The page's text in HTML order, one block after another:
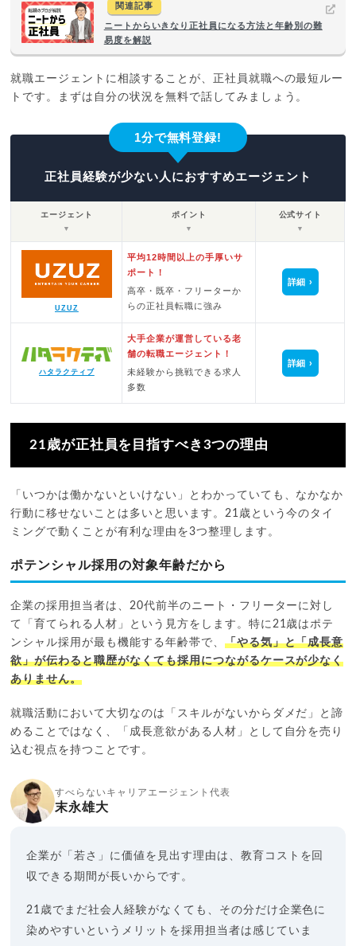
関連記事
ニートからいきなり正社員になる方法と年齢別の難
易度を解説
就職エージェントに相談することが、正社員就職への最短ルー
トです。まずは自分の状況を無料で話してみましょう。
1分で無料登録!
正社員経験が少ない人におすすめエージェント
エージェント
▼
ポイント
▼
公式サイト
▼
UZUZ
平均12時間以上の手厚いサ
ポート！
高卒・既卒・フリーターか
らの正社員転職に強み
詳細
ハタラクティブ
大手企業が運営している老
舗の転職エージェント！
未経験から挑戦できる求人
多数
詳細
21歳が正社員を目指すべき3つの理由
「いつかは働かないといけない」とわかっていても、なかなか
行動に移せないことは多いと思います。21歳という今のタイ
ミングで動くことが有利な理由を3つ整理します。
ポテンシャル採用の対象年齢だから
企業の採用担当者は、20代前半のニート・フリーターに対し
て「育てられる人材」という見方をします。特に21歳はポテ
ンシャル採用が最も機能する年齢帯で、 「やる気」と「成長意
欲」が伝わると職歴がなくても採用につながるケースが少なく
ありません。
就職活動において大切なのは「スキルがないからダメだ」と諦
めることではなく、「成長意欲がある人材」として自分を売り
込む視点を持つことです。
すべらないキャリアエージェント代表
末永雄大
企業が「若さ」に価値を見出す理由は、教育コストを回
収できる期間が長いからです。
21歳でまだ社会人経験がなくても、その分だけ企業色に
染めやすいというメリットを採用担当者は感じていま